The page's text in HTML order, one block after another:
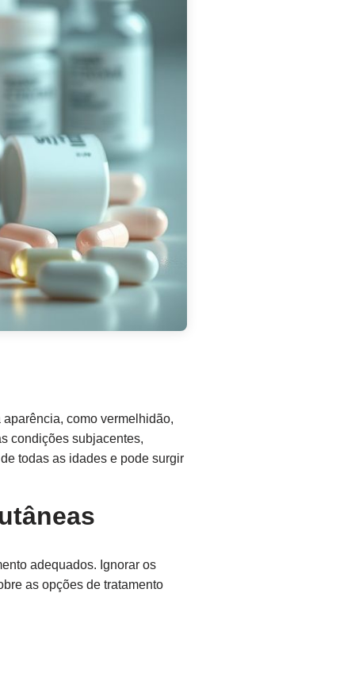
como vermelhidão,
condições subjacentes,
todas as idades e pode surgir
adequados. Ignorar os
as opções de tratamento